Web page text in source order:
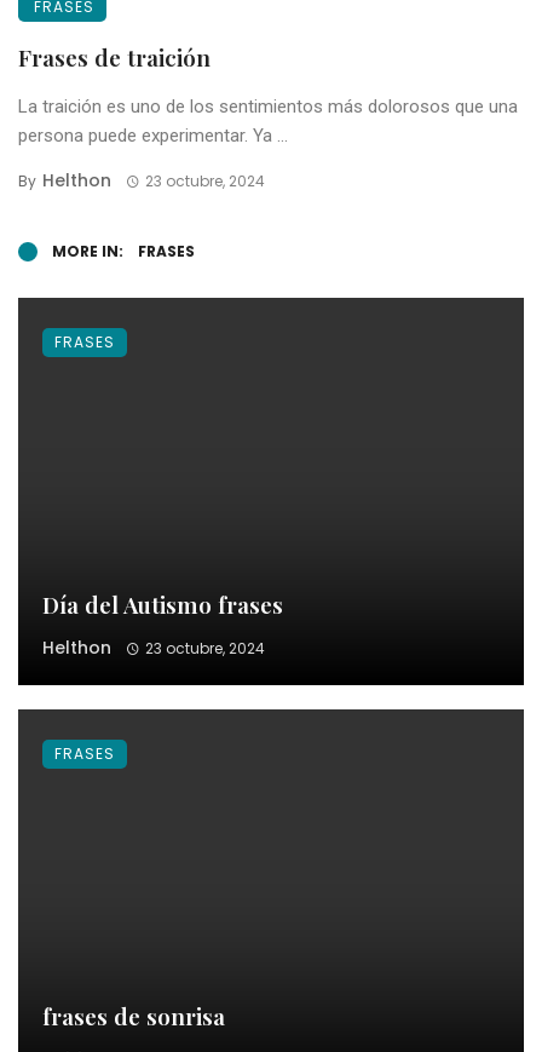
FRASES
Frases de traición
La traición es uno de los sentimientos más dolorosos que una
persona puede experimentar. Ya ...
By Helthon 23 octubre, 2024
MORE IN: FRASES
Día del Autismo frases
Helthon 23 octubre, 2024
FRASES
frases de sonrisa
FRASES